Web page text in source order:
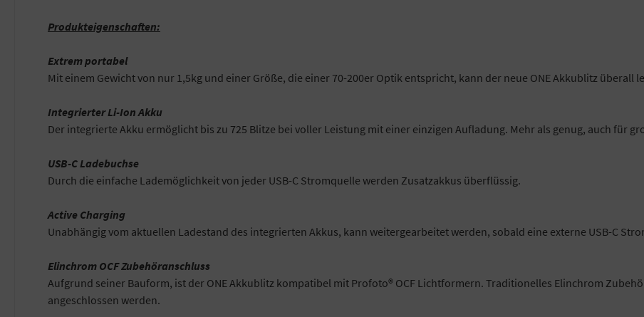
Produkteigenschaften:
Extrem portabel
Mit einem Gewicht von nur 1,5kg und einer Größe, die einer 70-200er Optik entspricht, kann der neue ONE Akkublitz überall
Integrierter Li-Ion Akku
Der integrierte Akku ermöglicht bis zu 725 Blitze bei voller Leistung mit einer einzigen Aufladung. Mehr als genug, auch für
USB-C Ladebuchse
Durch die einfache Lademöglichkeit von jeder USB-C Stromquelle werden Zusatzakkus überflüssig.
Active Charging
Unabhängig vom aktuellen Ladestand des integrierten Akkus, kann weitergearbeitet werden, sobald eine externe USB-C
Elinchrom OCF Zubehöranschluss
Aufgrund seiner Bauform, ist der ONE Akkublitz kompatibel mit Profoto® OCF Lichtformern. Traditionelles Elinchrom
angeschlossen werden.